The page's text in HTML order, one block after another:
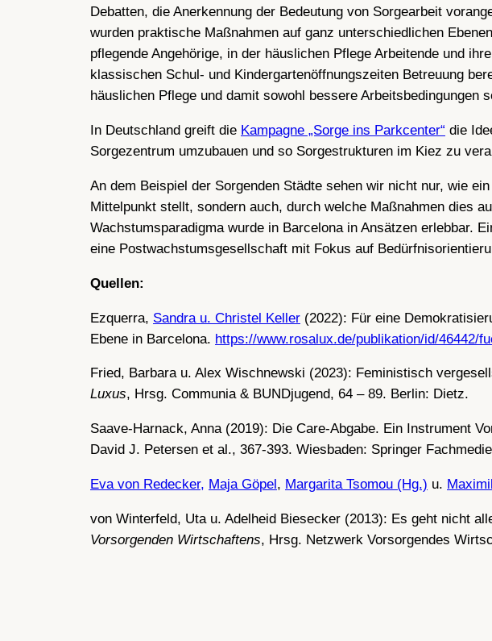
Debatten, die Anerkennung der Bedeutung von Sorgearbeit
wurden praktische Maßnahmen auf ganz unterschiedlichen
pflegende Angehörige, in der häuslichen Pflege Arbeitende und
klassischen Schul- und Kindergartenöffnungszeiten Betreuung
häuslichen Pflege und damit sowohl bessere Arbeitsbedingungen
In Deutschland greift die Kampagne „Sorge ins Parkcenter“ die
Sorgezentrum umzubauen und so Sorgestrukturen im Kiez zu
An dem Beispiel der Sorgenden Städte sehen wir nicht nur, wie
Mittelpunkt stellt, sondern auch, durch welche Maßnahmen dies
Wachstumsparadigma wurde in Barcelona in Ansätzen erlebbar.
eine Postwachstumsgesellschaft mit Fokus auf
Quellen:
Ezquerra, Sandra u. Christel Keller (2022): Für eine
Ebene in Barcelona. https://www.rosalux.de/publikation/id/46442/
Fried, Barbara u. Alex Wischnewski (2023): Feministisch
Luxus, Hrsg. Communia & BUNDjugend, 64 – 89. Berlin: Dietz.
Saave-Harnack, Anna (2019): Die Care-Abgabe. Ein Instrument
David J. Petersen et al., 367-393. Wiesbaden: Springer
Eva von Redecker, Maja Göpel, Margarita Tsomou (Hg.) u.
von Winterfeld, Uta u. Adelheid Biesecker (2013): Es geht nicht
Vorsorgenden Wirtschaftens, Hrsg. Netzwerk Vorsorgendes